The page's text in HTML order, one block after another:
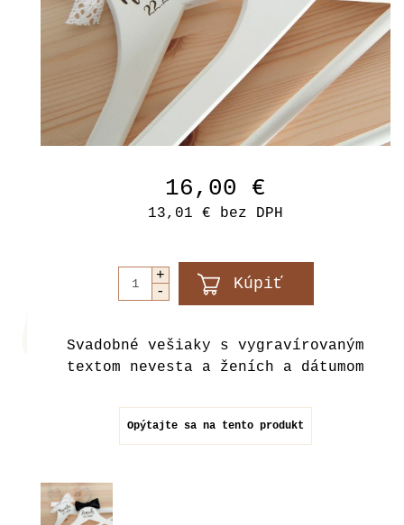
16,00 €
13,01 € bez DPH
Svadobné vešiaky s vygravírovaným
textom nevesta a ženích a dátumom
Opýtajte sa na tento produkt